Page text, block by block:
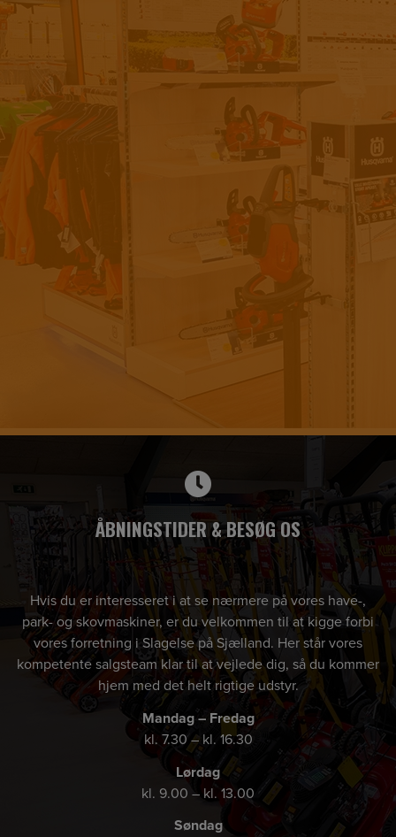
ÅBNINGSTIDER & BESØG OS
Hvis du er interesseret i at se nærmere på vores have-,
park- og skovmaskiner, er du velkommen til at kigge forbi
vores forretning i Slagelse på Sjælland. Her står vores
kompetente salgsteam klar til at vejlede dig, så du kommer
hjem med det helt rigtige udstyr.
Mandag – Fredag
kl. 7.30 – kl. 16.30
Lørdag
kl. 9.00 – kl. 13.00
Søndag